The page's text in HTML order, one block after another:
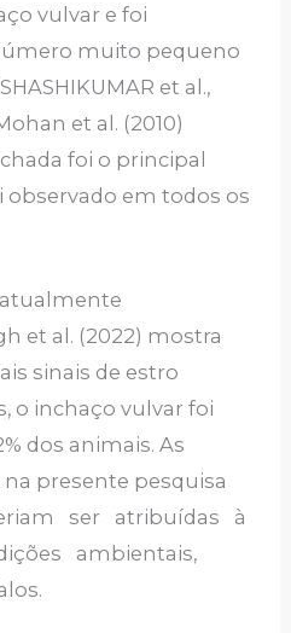
vulvar e foi
muito pequeno
et al.,
et al. (2010)
foi o principal
em todos os
et al. (2022) mostra
sinais de estro
o inchaço vulvar foi
dos animais. As
presente pesquisa
ser atribuídas à
ambientais,